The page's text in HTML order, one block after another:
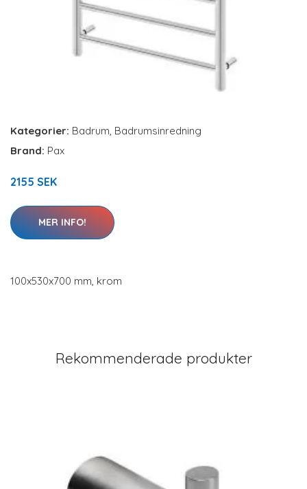
Kategorier: Badrum, Badrumsinredning
Brand: Pax
2155 SEK
MER INFO!
100x530x700 mm, krom
Rekommenderade produkter